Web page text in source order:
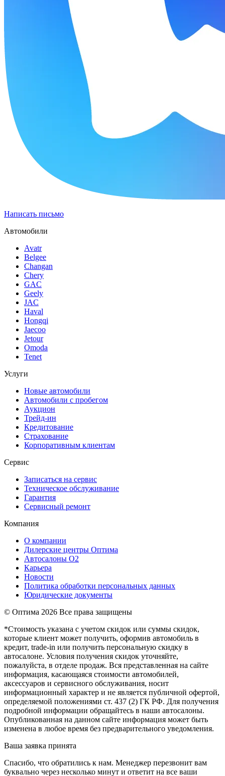
Написать письмо
Автомобили
Avatr
Belgee
Changan
Chery
GAC
Geely
JAC
Haval
Hongqi
Jaecoo
Jetour
Omoda
Tenet
Услуги
Новые автомобили
Автомобили с пробегом
Аукцион
Трейд-ин
Кредитование
Страхование
Корпоративным клиентам
Сервис
Записаться на сервис
Техническое обслуживание
Гарантия
Сервисный ремонт
Компания
О компании
Дилерские центры Оптима
Автосалоны О2
Карьера
Новости
Политика обработки персональных данных
Юридические документы
© Оптима 2026 Все права защищены
*Стоимость указана с учетом скидок или суммы скидок,
которые клиент может получить, оформив автомобиль в
кредит, trade-in или получить персональную скидку в
автосалоне. Условия получения скидок уточняйте,
пожалуйста, в отделе продаж. Вся представленная на сайте
информация, касающаяся стоимости автомобилей,
аксессуаров и сервисного обслуживания, носит
информационный характер и не является публичной офертой,
определяемой положениями ст. 437 (2) ГК РФ. Для получения
подробной информации обращайтесь в наши автосалоны.
Опубликованная на данном сайте информация может быть
изменена в любое время без предварительного уведомления.
Ваша заявка принята
Спасибо, что обратились к нам. Менеджер перезвонит вам
буквально через несколько минут и ответит на все ваши